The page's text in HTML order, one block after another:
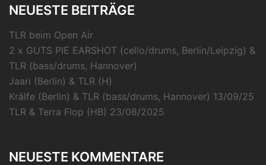
NEUESTE BEITRÄGE
TLR beim Open Air
2 x GUTS PIE EARSHOT (cello/drums, Berlin/Leipzig) &
TLR (bass/drums, Hannover)
Jaari (Berlin) & TLR (H)
Krälfe (Berlin) & TLR (bass/drums, Hannover) 13/09/25
TLR & Terra Flop (HB) 23/08/2025
NEUESTE KOMMENTARE